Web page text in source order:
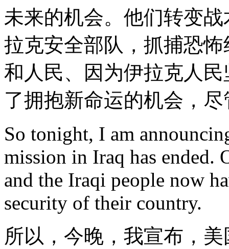
未来的机会。他们转变
拉克安全部队，抓捕恐
和人民、因为伊拉克人
了拥抱新命运的机会，
So tonight, I am
mission in Iraq has ended.
and the Iraqi people now
security of their country.
所以，今晚，我宣布，